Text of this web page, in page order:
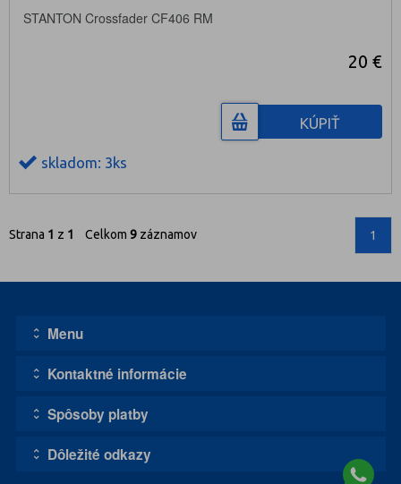
STANTON Crossfader CF406 RM
20 €
KÚPIŤ
skladom: 3ks
Strana 1 z 1 Celkom 9 záznamov 1
Menu
Úvodná stránka
Obchodné podmienky
Kontaktné informácie
Adresa:
Zvolenská cesta 5080/14A
984 01 LUČENEC - SLOVENSKO
Spôsoby platby
Dôležité odkazy